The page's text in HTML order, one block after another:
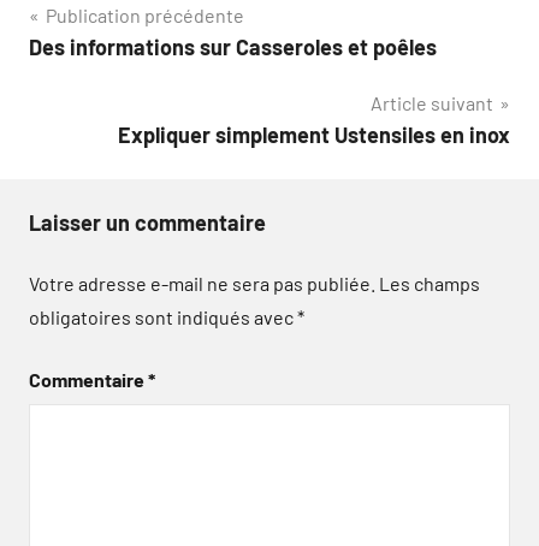
Navigation
de
Publication précédente
Des informations sur Casseroles et poêles
Article suivant
Expliquer simplement Ustensiles en inox
Laisser un commentaire
Votre adresse e-mail ne sera pas publiée. Les champs
obligatoires sont indiqués avec*
Commentaire*